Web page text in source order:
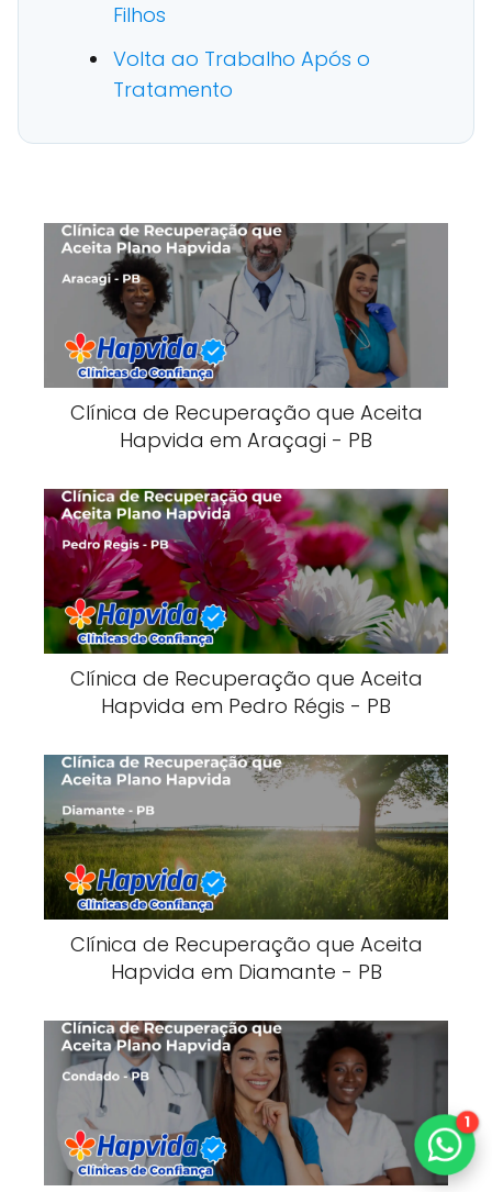
Filhos
Volta ao Trabalho Após o
Tratamento
Clínica de Recuperação que Aceita
Hapvida em Araçagi - PB
Clínica de Recuperação que Aceita
Hapvida em Pedro Régis - PB
Clínica de Recuperação que Aceita
Hapvida em Diamante - PB
1